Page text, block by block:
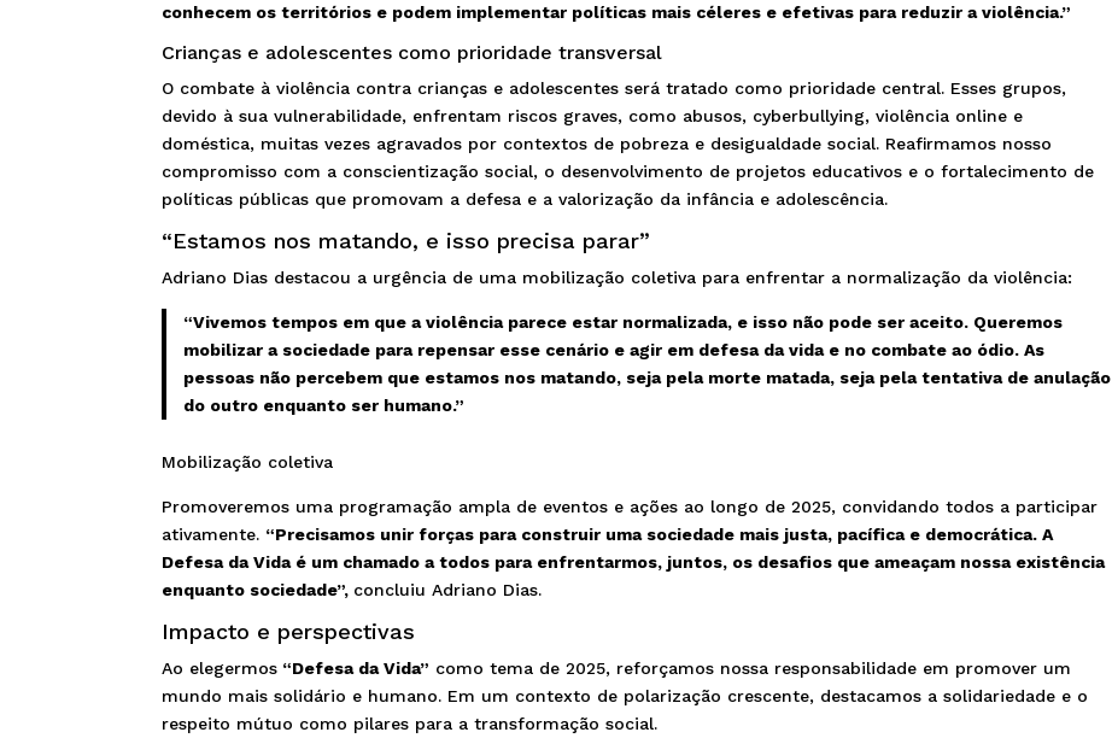
conhecem os territórios e podem implementar políticas mais céleres e efetivas para reduzir a violência.”
Crianças e adolescentes como prioridade transversal
O combate à violência contra crianças e adolescentes será tratado como prioridade central. Esses grupos,
devido à sua vulnerabilidade, enfrentam riscos graves, como abusos, cyberbullying, violência online e
doméstica, muitas vezes agravados por contextos de pobreza e desigualdade social. Reafirmamos nosso
compromisso com a conscientização social, o desenvolvimento de projetos educativos e o fortalecimento de
políticas públicas que promovam a defesa e a valorização da infância e adolescência.
“Estamos nos matando, e isso precisa parar”
Adriano Dias destacou a urgência de uma mobilização coletiva para enfrentar a normalização da violência:
“Vivemos tempos em que a violência parece estar normalizada, e isso não pode ser aceito. Queremos
mobilizar a sociedade para repensar esse cenário e agir em defesa da vida e no combate ao ódio. As
pessoas não percebem que estamos nos matando, seja pela morte matada, seja pela tentativa de anulação
do outro enquanto ser humano.”
Mobilização coletiva
Promoveremos uma programação ampla de eventos e ações ao longo de 2025, convidando todos a participar
ativamente. “Precisamos unir forças para construir uma sociedade mais justa, pacífica e democrática. A
Defesa da Vida é um chamado a todos para enfrentarmos, juntos, os desafios que ameaçam nossa existência
enquanto sociedade”, concluiu Adriano Dias.
Impacto e perspectivas
Ao elegermos “Defesa da Vida” como tema de 2025, reforçamos nossa responsabilidade em promover um
mundo mais solidário e humano. Em um contexto de polarização crescente, destacamos a solidariedade e o
respeito mútuo como pilares para a transformação social.